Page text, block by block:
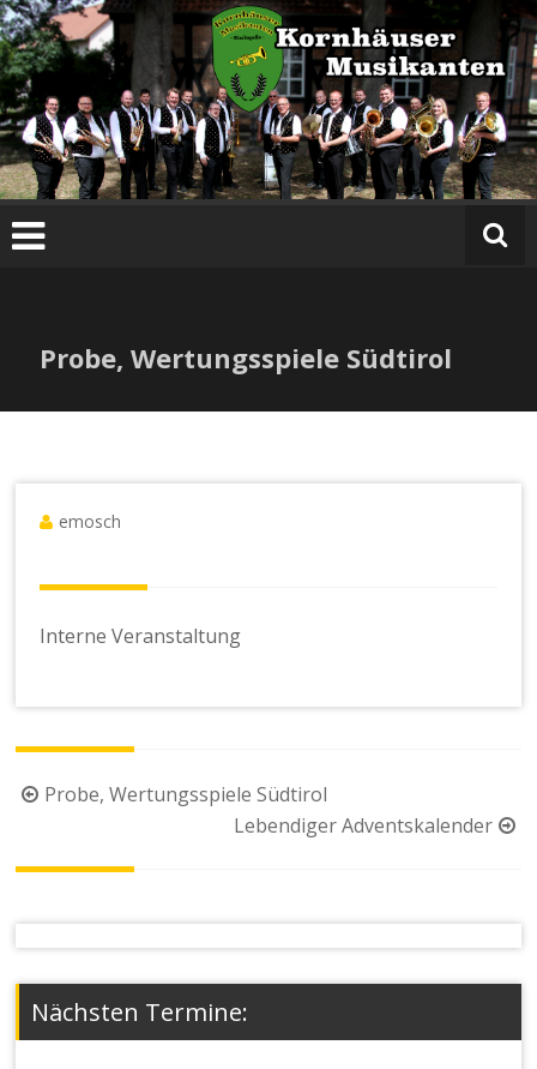
Zum
Inhalt
springen
Probe, Wertungsspiele Südtirol
emosch
Interne Veranstaltung
Beitragsnavigation
Probe, Wertungsspiele Südtirol
Lebendiger Adventskalender
Nächsten Termine: